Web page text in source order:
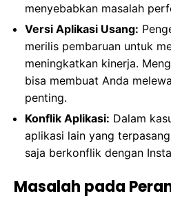
menyebabkan masalah
Versi Aplikasi Usang:
merilis pembaruan untuk
meningkatkan kinerja.
bisa membuat Anda
penting.
Konflik Aplikasi: Dalam
aplikasi lain yang
saja berkonflik dengan
Masalah pada